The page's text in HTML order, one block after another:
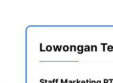
Lowongan